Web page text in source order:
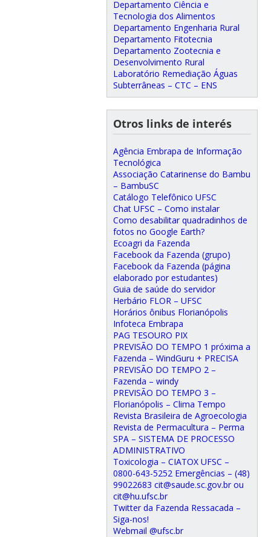
Departamento Ciência e
Tecnologia dos Alimentos
Departamento Engenharia Rural
Departamento Fitotecnia
Departamento Zootecnia e
Desenvolvimento Rural
Laboratório Remediação Águas
Subterrâneas – CTC – ENS
Otros links de interés
Agência Embrapa de Informação
Tecnológica
Associação Catarinense do Bambu
– BambuSC
Catálogo Telefônico UFSC
Chat UFSC – Como instalar
Como desabilitar quadradinhos de
fotos no Google Earth?
Ecoagri da Fazenda
Facebook da Fazenda (grupo)
Facebook da Fazenda (página
elaborado por estudantes)
Guia de saúde do servidor
Herbário FLOR – UFSC
Horários ônibus Florianópolis
Infoteca Embrapa
PAG TESOURO PIX
PREVISÃO DO TEMPO 1 próxima a
Fazenda – WindGuru + PRECISA
PREVISÃO DO TEMPO 2 –
Fazenda – windy
PREVISÃO DO TEMPO 3 –
Florianópolis – Clima Tempo
Revista Brasileira de Agroecologia
Revista de Permacultura – Perma
SPA – SISTEMA DE PROCESSO
ADMINISTRATIVO
Toxicologia – CIATOX UFSC –
0800-643-5252 Emergências – (48)
99022683 cit@saude.sc.gov.br ou
cit@hu.ufsc.br
Twitter da Fazenda Ressacada –
Siga-nos!
Webmail @ufsc.br